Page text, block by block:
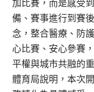
加比賽，而是感受
備、賽事進行到賽
念，整合醫療、防
心比賽、安心參賽
平權與城市共融的
體育局說明，本次